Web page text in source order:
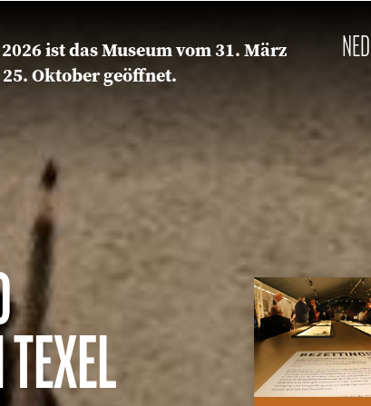
ist das Museum vom 31. März
Oktober geöffnet.
NED